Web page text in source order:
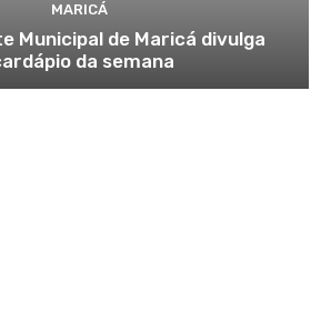
MARICÁ
Municipal de Maricá divulga
da semana